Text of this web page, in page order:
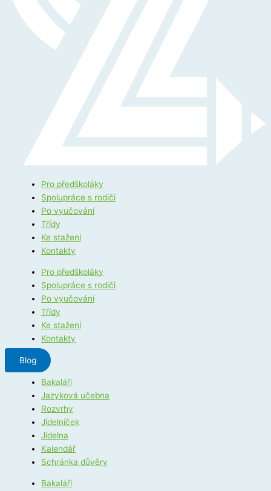
Pro předškoláky
Spolupráce s rodiči
Po vyučování
Třídy
Ke stažení
Kontakty
Pro předškoláky
Spolupráce s rodiči
Po vyučování
Třídy
Ke stažení
Kontakty
Blog
Bakaláři
Jazyková učebna
Rozvrhy
Jídelníček
Jídelna
Kalendář
Schránka důvěry
Bakaláři